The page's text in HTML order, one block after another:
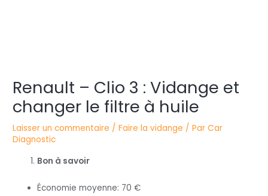
Renault – Clio 3 : Vidange et
changer le filtre à huile
Laisser un commentaire /Faire la vidange / ParCar
Diagnostic
Bon à savoir
Économie moyenne: 70 €
des
articles